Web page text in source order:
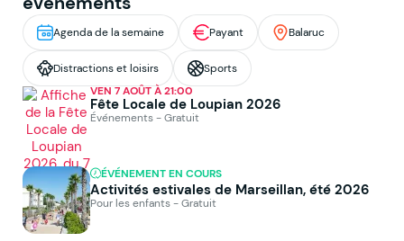
Agenda de la semaine Payant Balaruc
Distractions et loisirs Sports
VEN 7 AOÛT À 21:00
Fête Locale de Loupian 2026
Événements - Gratuit
ÉVÉNEMENT EN COURS
Activités estivales de Marseillan, été 2026
Pour les enfants - Gratuit